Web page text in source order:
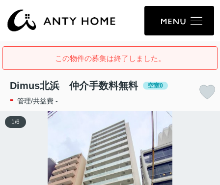
この物件の募集は終了しました。
Dimus北浜 仲介手数料無料 空室0
- 管理/共益費 -
1 /6